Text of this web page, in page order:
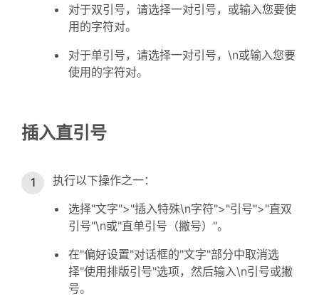
对于双引号，请选择一对引号，或输入您要使
用的字符对。
对于单引号，请选择一对引号，\n或输入您要
使用的字符对。
插入直引号
执行以下操作之一：
选择"文字">"插入特殊\n字符">"引号">"直双
引号"\n或"直单引号（撇号）"。
在"偏好设置"对话框的"文字"部分中取消选
择"使用排版引号"选项，然后输入\n引号或撇
号。